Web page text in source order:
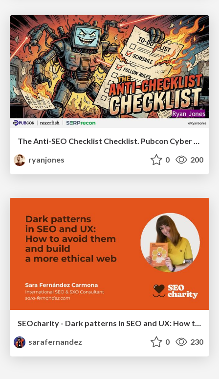
ryanjones
0 200
SEOcharity - Dark patterns in SEO and UX: How to avoid them and build a more ethical web
sarafernandez
0 230